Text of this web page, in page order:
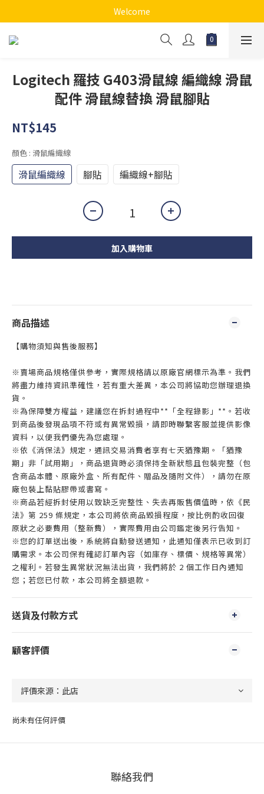
Welcome
Logitech 羅技 G403滑鼠線 編織線 滑鼠
配件 滑鼠線替換 滑鼠腳貼
NT$145
顏色 : 滑鼠編織線
滑鼠編織線 腳貼 編織線+腳貼
加入購物車
商品描述
【購物須知與售後服務】
※賣場商品規格僅供參考，實際規格請以原廠官網標示為準。我們
將盡力維持資訊準確性，若有重大差異，本公司將協助您辦理退換
貨。
※為保障雙方權益，建議您在拆封過程中**「全程錄影」**。若收
到商品後發現品項不符或有異常毀損，請即時聯繫客服並提供影像
資料，以便我們優先為您處理。
※依《消保法》規定，通訊交易消費者享有七天猶豫期。「猶豫
期」非「試用期」，商品退貨時必須保持全新狀態且包裝完整（包
含商品本體、原廠外盒、所有配件、贈品及隨附文件），請勿在原
廠包裝上黏貼膠帶或書寫。
※商品若經拆封使用以致缺乏完整性、失去再販售價值時，依《民
法》第 259 條規定，本公司將依商品毀損程度，按比例酌收回復
原狀之必要費用（整新費），實際費用由公司鑑定後另行告知。
※您的訂單送出後，系統將自動發送通知，此通知僅表示已收到訂
購需求。本公司保有確認訂單內容（如庫存、標價、規格等異常）
之權利。若發生異常狀況無法出貨，我們將於 2 個工作日內通知
您；若您已付款，本公司將全額退款。
送貨及付款方式
顧客評價
尚未有任何評價
聯絡我們